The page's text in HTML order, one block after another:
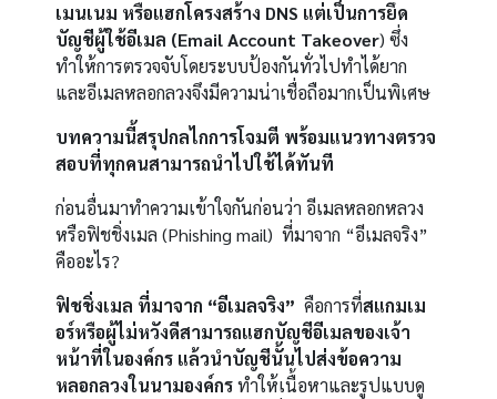
เมนเนม หรือแฮกโครงสร้าง DNS แต่เป็นการยึด
บัญชีผู้ใช้อีเมล (Email Account Takeover) ซึ่ง
ทำให้การตรวจจับโดยระบบป้องกันทั่วไปทำได้ยาก
และอีเมลหลอกลวงจึงมีความน่าเชื่อถือมากเป็นพิเศษ
บทความนี้สรุปกลไกการโจมตี พร้อมแนวทางตรวจ
สอบที่ทุกคนสามารถนำไปใช้ได้ทันที
ก่อนอื่นมาทำความเข้าใจกันก่อนว่า อีเมลหลอกหลวง
หรือฟิชชิ่งเมล (Phishing mail) ที่มาจาก “อีเมลจริง”
คืออะไร?
ฟิชชิ่งเมล ที่มาจาก “อีเมลจริง” คือการที่สแกมเม
อร์หรือผู้ไม่หวังดีสามารถแฮกบัญชีอีเมลของเจ้า
หน้าที่ในองค์กร แล้วนำบัญชีนั้นไปส่งข้อความ
หลอกลวงในนามองค์กรทำให้เนื้อหาและรูปแบบดู